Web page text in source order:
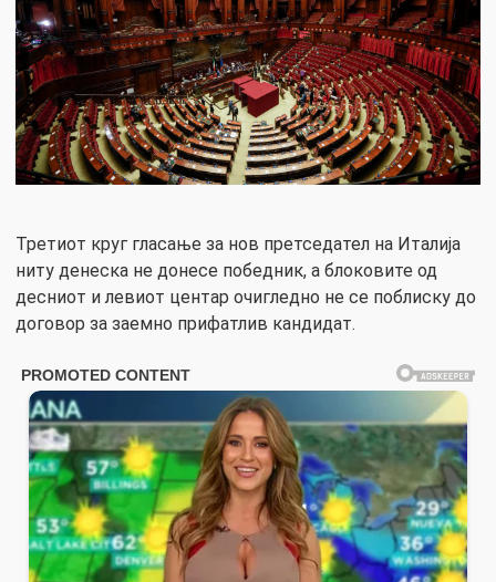
Третиот круг гласање за нов претседател на Италија
ниту денеска не донесе победник, а блоковите од
десниот и левиот центар очигледно не се поблиску до
договор за заемно прифатлив кандидат.